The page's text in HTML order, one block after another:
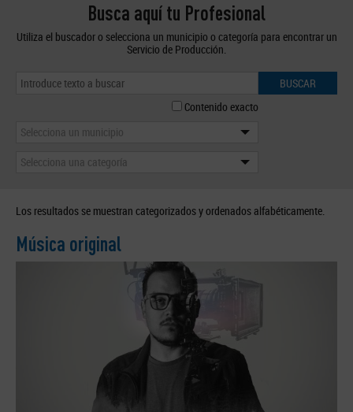
Busca aquí tu Profesional
Utiliza el buscador o selecciona un municipio o categoría para encontrar un
Servicio de Producción.
BUSCAR
Contenido exacto
Selecciona un municipio
Selecciona una categoría
Los resultados se muestran categorizados y ordenados alfabéticamente.
Música original